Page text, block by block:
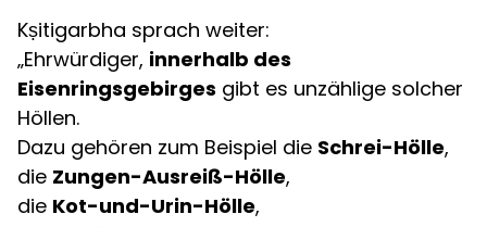
Kṣitigarbha sprach weiter:
„Ehrwürdiger, innerhalb des
Eisenringsgebirges gibt es unzählige solcher
Höllen.
Dazu gehören zum Beispiel die Schrei-Hölle,
die Zungen-Ausreiß-Hölle,
die Kot-und-Urin-Hölle,